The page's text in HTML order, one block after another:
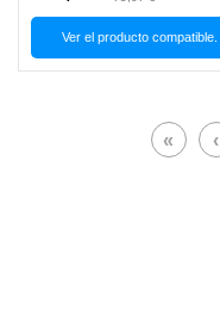
Ver el producto compatible.
« ‹